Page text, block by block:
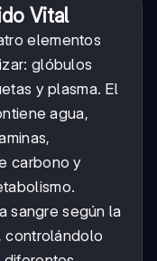
Vital
elementos
glóbulos
y plasma. El
agua,
carbono y
sangre según la
controlándolo